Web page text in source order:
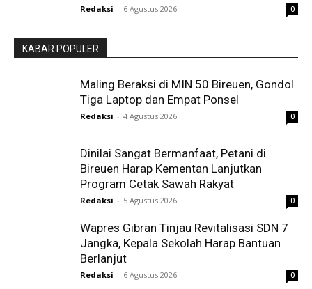
Redaksi - 6 Agustus 2026 0
KABAR POPULER
Maling Beraksi di MIN 50 Bireuen, Gondol
Tiga Laptop dan Empat Ponsel
Redaksi - 4 Agustus 2026 0
Dinilai Sangat Bermanfaat, Petani di
Bireuen Harap Kementan Lanjutkan
Program Cetak Sawah Rakyat
Redaksi - 5 Agustus 2026 0
Wapres Gibran Tinjau Revitalisasi SDN 7
Jangka, Kepala Sekolah Harap Bantuan
Berlanjut
Redaksi - 6 Agustus 2026 0